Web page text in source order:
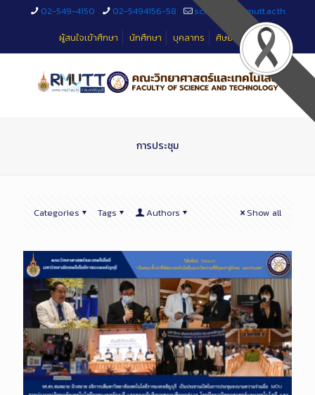
02-549-4150 02-5494156-58
sciteched@rmutt.ac.th
ผู้สนใจเข้าศึกษา
นักศึกษา บุคลากร ศิษย์เก่า
การประชุม
Categories Tags Authors Show all